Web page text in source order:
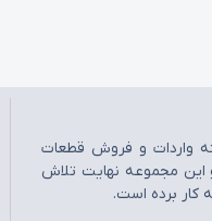
از سال 1395 در زمينه واردات و فروش قطعات
اين مجموعه نهايت تلاش
کار برده است.